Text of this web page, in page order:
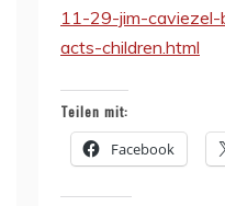
11-29-jim-
acts-children.html
Teilen mit:
Facebook